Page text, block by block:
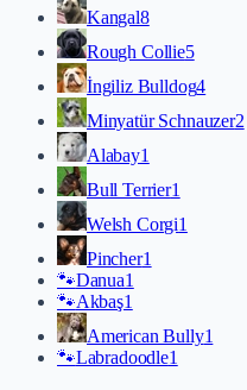
Kangal8
Rough Collie5
İngiliz Bulldog4
Minyatür Schnauzer2
Alabay1
Bull Terrier1
Welsh Corgi1
Pincher1
🐾Danua1
🐾Akbaş1
American Bully1
🐾Labradoodle1